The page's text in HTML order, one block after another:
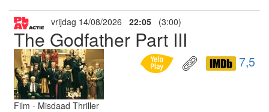
vrijdag 14/08/2026 22:05 (3:00)
The Godfather Part III
7,5
Film - Misdaad Thriller